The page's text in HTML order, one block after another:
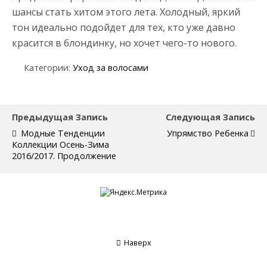
шансы стать хитом этого лета. Холодный, яркий
тон идеально подойдет для тех, кто уже давно
красится в блондинку, но хочет чего-то нового.
Категории: Уход за волосами
Предыдущая Запись
Модные Тенденции
Коллекции Осень-Зима
2016/2017. Продолжение
Следующая Запись
Упрямство Ребенка
Наверх